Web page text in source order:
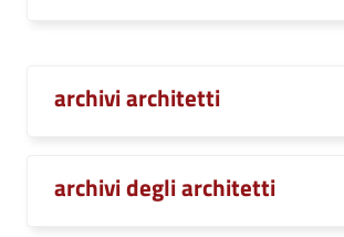
archivi architetti
archivi degli architetti